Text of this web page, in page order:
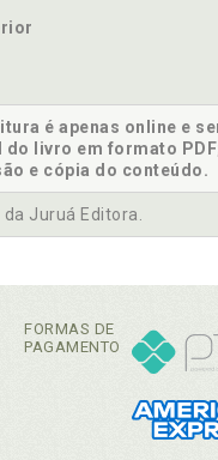
é apenas online e
do livro em formato
e cópia do conteúdo.
Juruá Editora.
FORMAS DE
PAGAMENTO